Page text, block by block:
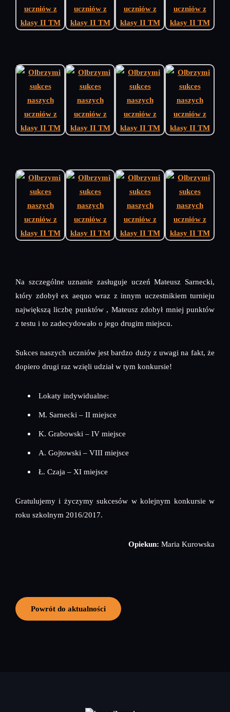
Na szczególne uznanie zasługuje uczeń Mateusz Sarnecki,
który zdobył ex aequo wraz z innym uczestnikiem turnieju
największą liczbę punktów , Mateusz zdobył mniej punktów
z testu i to zadecydowało o jego drugim miejscu.
Sukces naszych uczniów jest bardzo duży z uwagi na fakt, że
dopiero drugi raz wzięli udział w tym konkursie!
Lokaty indywidualne:
M. Sarnecki – II miejsce
K. Grabowski – IV miejsce
A. Gojtowski – VIII miejsce
Ł. Czaja – XI miejsce
Gratulujemy i życzymy sukcesów w kolejnym konkursie w
roku szkolnym 2016/2017.
Opiekun: Maria Kurowska
Powrót do aktualności